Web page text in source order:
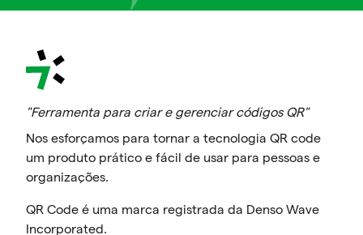
"Ferramenta para criar e gerenciar códigos QR"
Nos esforçamos para tornar a tecnologia QR code
um produto prático e fácil de usar para pessoas e
organizações.
QR Code é uma marca registrada da Denso Wave
Incorporated.